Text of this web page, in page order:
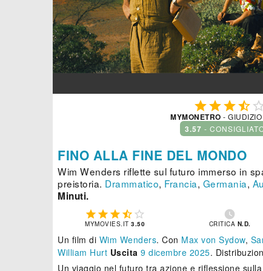

MYMONETRO -
3.57 -
FINO ALLA FINE DEL MONDO
Wim Wenders riflette sul futuro immerso in
preistoria. Drammatico, Francia, Germania,
Minuti.
    
MYMOVIES.IT3.50

CRITICA N.D.
Un film di Wim Wenders. Con Max von Sydow,
William Hurt Uscita 9 dicembre 2025.
Un viaggio nel futuro tra azione e riflessione